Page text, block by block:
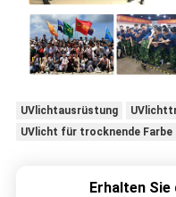
UVlichtausrüstung
UVlicht für trocknende Farbe
Erhalten